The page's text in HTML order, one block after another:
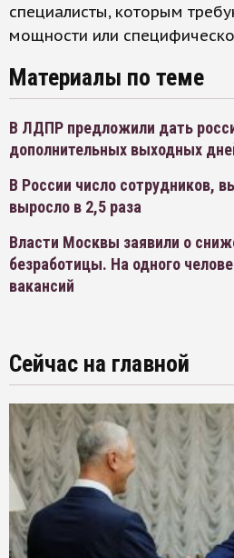
специалисты, которым
мощности или
Материалы по теме
В ЛДПР предложили дать
дополнительных выходных
В России число сотрудников,
выросло в 2,5 раза
Власти Москвы заявили о
безработицы. На одного
вакансий
Сейчас на главной